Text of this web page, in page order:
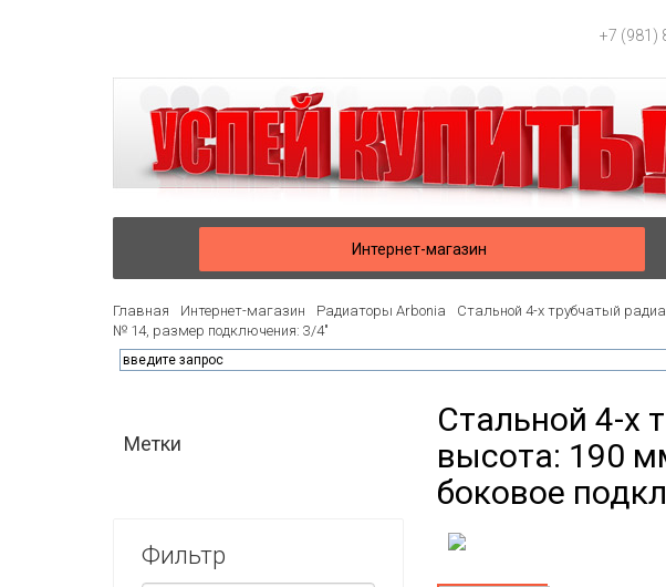
+7 (981)
Интернет-магазин
Главная Интернет-магазин Радиаторы Arbonia
Стальной 4-х трубчатый
№ 14, размер подключения: 3/4"
Метки
Фильтр
Стальной 4-х
высота: 190
боковое